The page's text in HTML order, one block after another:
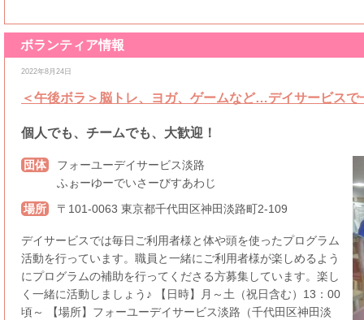
ボランティア情報
2022年8月24日
＜午後ボラ＞脳トレ、ヨガ、ゲームなど…デイサービスで
個人でも、チームでも、大歓迎！
団体
フォーユーデイサービス淡路
ふぉーゆーでいさーびすあわじ
場所
〒101-0063 東京都千代田区神田淡路町2-109
デイサービスでは毎日ご利用者様と体や頭を使ったプログラム
活動を行っています。職員と一緒にご利用者様が楽しめるよう
にプログラムの補助を行ってくださる方募集しています。楽し
く一緒に活動しましょう♪ 【日時】月～土（祝日含む）13：00
頃～ 【場所】フォーユーデイサービス淡路（千代田区神田淡